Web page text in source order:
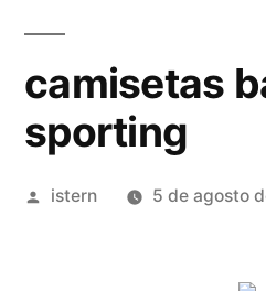
camisetas
sporting
Publicado
istern 5 de agosto